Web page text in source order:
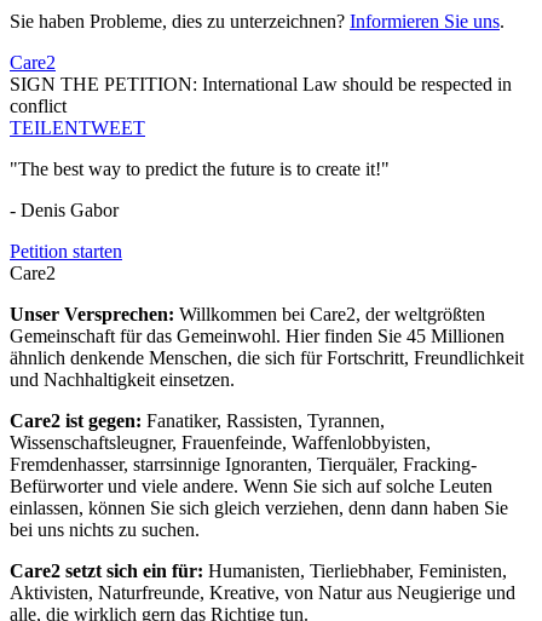
Sie haben Probleme, dies zu unterzeichnen? Informieren Sie uns.
Care2
SIGN THE PETITION: International Law should be respected in
conflict
TEILENTWEET
"The best way to predict the future is to create it!"
- Denis Gabor
Petition starten
Care2
Unser Versprechen: Willkommen bei Care2, der weltgrößten
Gemeinschaft für das Gemeinwohl. Hier finden Sie 45 Millionen
ähnlich denkende Menschen, die sich für Fortschritt, Freundlichkeit
und Nachhaltigkeit einsetzen.
Care2 ist gegen: Fanatiker, Rassisten, Tyrannen,
Wissenschaftsleugner, Frauenfeinde, Waffenlobbyisten,
Fremdenhasser, starrsinnige Ignoranten, Tierquäler, Fracking-
Befürworter und viele andere. Wenn Sie sich auf solche Leuten
einlassen, können Sie sich gleich verziehen, denn dann haben Sie
bei uns nichts zu suchen.
Care2 setzt sich ein für: Humanisten, Tierliebhaber, Feministen,
Aktivisten, Naturfreunde, Kreative, von Natur aus Neugierige und
alle, die wirklich gern das Richtige tun.